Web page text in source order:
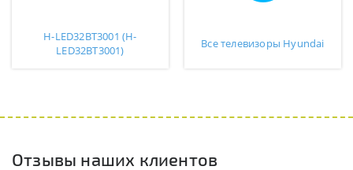
H-LED32BT3001 (H-
LED32BT3001)
Все телевизоры Hyundai
Отзывы наших клиентов